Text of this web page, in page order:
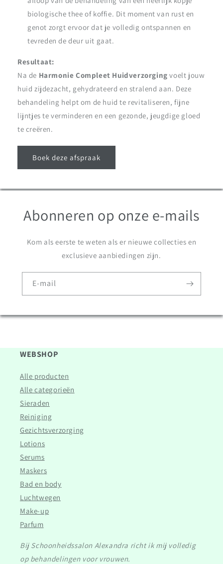
biologische thee of koffie. Dit moment van rust en
genot zorgt ervoor dat je volledig ontspannen en
tevreden de deur uit gaat.
Resultaat:
Na de Harmonie Compleet Huidverzorging voelt jouw
huid zijdezacht, gehydrateerd en stralend aan. Deze
behandeling helpt om de huid te revitaliseren, fijne
lijntjes te verminderen en een gezonde, jeugdige gloed
te creëren.
Boek deze afspraak
Abonneren op onze e-mails
Kom als eerste te weten als er nieuwe collecties en
exclusieve aanbiedingen zijn.
E‑mail
WEBSHOP
Alle producten
Alle categorieën
Sieraden
Reiniging
Gezichtsverzorging
Lotions
Serums
Maskers
Bad en body
Luchtwegen
Make-up
Parfum
Bij Schoonheidssalon Alexandra richt ik mij volledig
op behandelingen voor vrouwen.